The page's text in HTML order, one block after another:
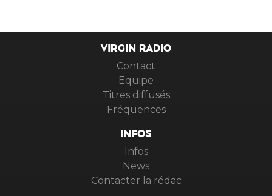
VIRGIN RADIO
Contact
Equipe
Titres diffusés
Fréquences
INFOS
Infos
News
Contacter la rédac